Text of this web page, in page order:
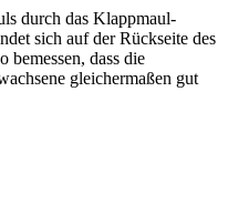
durch das Klappmaul-
sich auf der Rückseite des
bemessen, dass die
gleichermaßen gut